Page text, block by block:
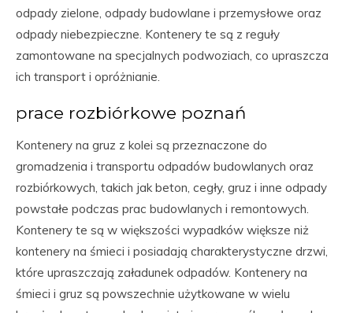
odpady zielone, odpady budowlane i przemysłowe oraz
odpady niebezpieczne. Kontenery te są z reguły
zamontowane na specjalnych podwoziach, co upraszcza
ich transport i opróżnianie.
prace rozbiórkowe poznań
Kontenery na gruz z kolei są przeznaczone do
gromadzenia i transportu odpadów budowlanych oraz
rozbiórkowych, takich jak beton, cegły, gruz i inne odpady
powstałe podczas prac budowlanych i remontowych.
Kontenery te są w większości wypadków większe niż
kontenery na śmieci i posiadają charakterystyczne drzwi,
które upraszczają załadunek odpadów. Kontenery na
śmieci i gruz są powszechnie użytkowane w wielu